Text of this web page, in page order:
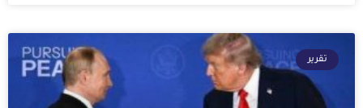
تقرير